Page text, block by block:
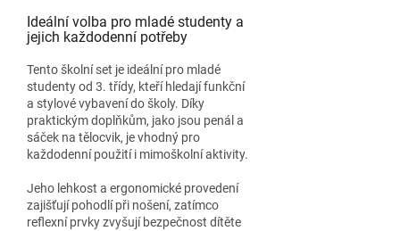
Ideální volba pro mladé studenty a
jejich každodenní potřeby
Tento školní set je ideální pro mladé
studenty od 3. třídy, kteří hledají funkční
a stylové vybavení do školy. Díky
praktickým doplňkům, jako jsou penál a
sáček na tělocvik, je vhodný pro
každodenní použití i mimoškolní aktivity.
Jeho lehkost a ergonomické provedení
zajišťují pohodlí při nošení, zatímco
reflexní prvky zvyšují bezpečnost dítěte